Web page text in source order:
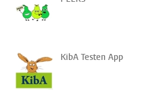
KibA Testen App